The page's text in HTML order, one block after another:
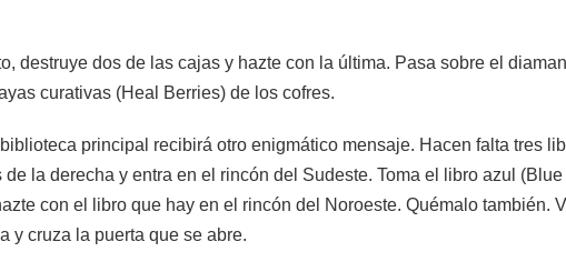
destruye dos de las cajas y hazte con la última. Pasa sobre el
curativas (Heal Berries) de los cofres.
principal recibirá otro enigmático mensaje. Hacen falta tres
la derecha y entra en el rincón del Sudeste. Toma el libro azul
con el libro que hay en el rincón del Noroeste. Quémalo también.
y cruza la puerta que se abre.